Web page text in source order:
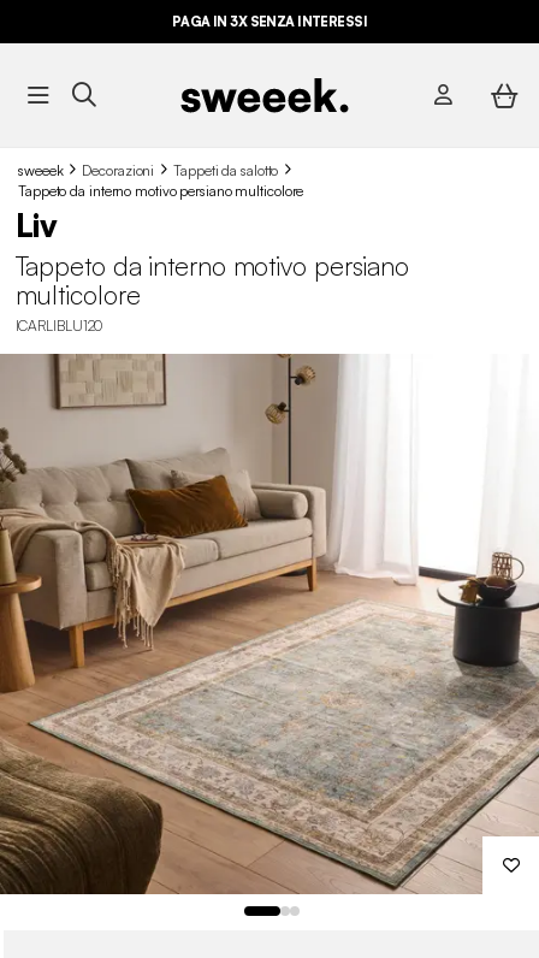
PAGA IN 3X SENZA INTERESSI
sweeek Decorazioni
Tappeti da salotto
Tappeto da interno motivo persiano multicolore
Liv
Tappeto da interno motivo persiano
multicolore
ICARLIBLU120